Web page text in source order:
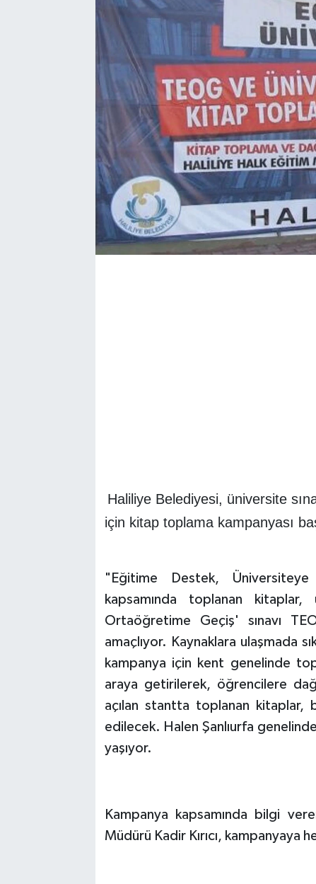
Haliliye Belediyesi, üniversite
için kitap toplama kampanyası
"Eğitime Destek, Üniversiteye
kapsamında toplanan
Ortaöğretime Geçiş' sınavı
amaçlıyor. Kaynaklara ulaşmada
kampanya için kent genelinde
araya getirilerek, öğrencilere
açılan stantta toplanan kitaplar,
edilecek. Halen Şanlıurfa
yaşıyor.
Kampanya kapsamında bilgi
Müdürü Kadir Kırıcı, kampanyaya